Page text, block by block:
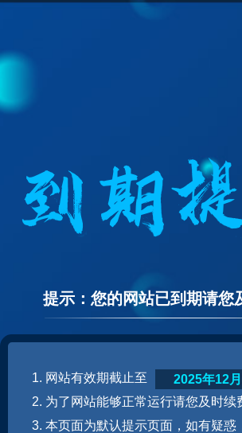
提示：您的网站已到期请您
1. 网站有效期截止至
2. 为了网站能够正常运行请您及时
3. 本页面为默认提示页面，如有疑
2025年12